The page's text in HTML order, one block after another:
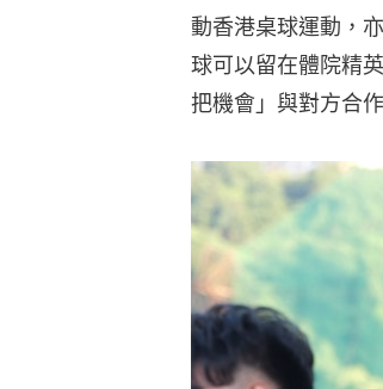
動香港桌球運動，
球可以留在體院精
把機會」與對方合作